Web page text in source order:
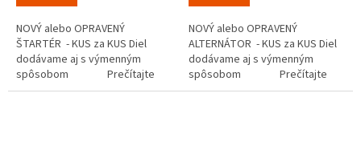
NOVÝ alebo OPRAVENÝ
ŠTARTÉR - KUS za KUS Diel
dodávame aj s výmenným
spôsobom Prečítajte
si ako funguje...
NOVÝ alebo OPRAVENÝ
ALTERNÁTOR - KUS za KUS Diel
dodávame aj s výmenným
spôsobom Prečítajte
si ako...